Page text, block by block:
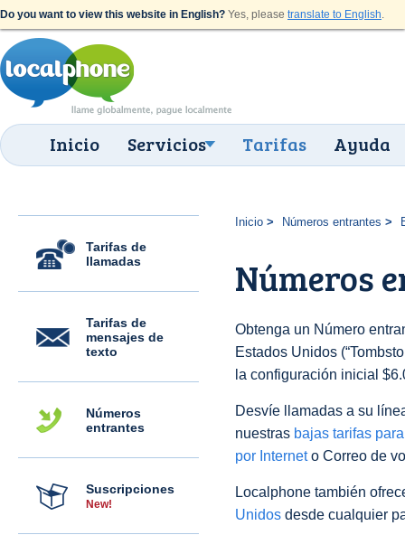
Do you want to view this website in English? Yes, please translate to English.
Inicio Servicios Tarifas Ayuda
Tarifas de
llamadas
Tarifas de
mensajes de
texto
Números
entrantes
Suscripciones
New!
Inicio Números entrantes
Números
Obtenga un Número
Estados Unidos
la configuración inicial
Desvíe llamadas a su
nuestras bajas tarifas
por Interneto Correo de
Localphone también
Unidos desde cualquier